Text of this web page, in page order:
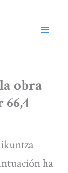
obra
ha